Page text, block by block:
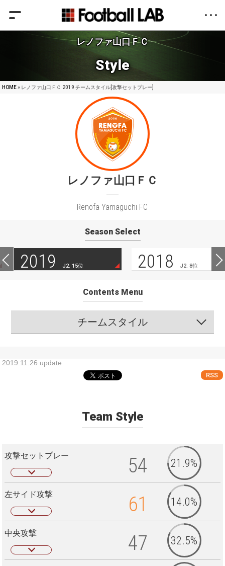
レノファ山口ＦＣ
Style
HOME» レノファ山口ＦＣ 2019 チームスタイル[攻撃セットプレー]
レノファ山口ＦＣ
Renofa Yamaguchi FC
Season Select
2019 J2. 15位 2018 J2. 8位
Contents Menu
チームスタイル
2019.11.26 update
RSS
Team Style
攻撃セットプレー 54 21.9%
左サイド攻撃 61 14.0%
中央攻撃 47 32.5%